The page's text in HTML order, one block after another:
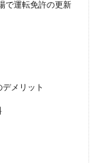
で運転免許の更新
メリット